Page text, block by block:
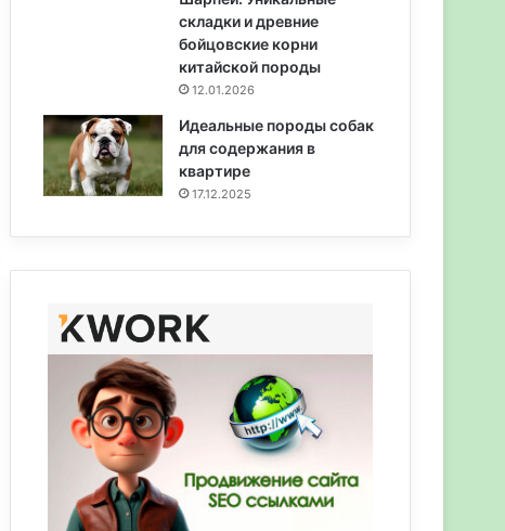
складки и древние
бойцовские корни
китайской породы
12.01.2026
Идеальные породы собак
для содержания в
квартире
17.12.2025